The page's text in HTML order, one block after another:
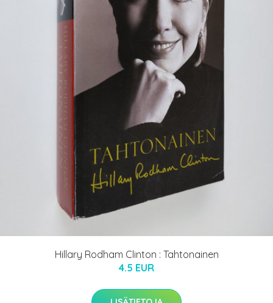
Hillary Rodham Clinton : Tahtonainen
4.5 EUR